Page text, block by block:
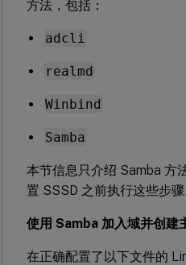
方法，包括：
adcli
realmd
Winbind
Samba
本节信息只介绍 Samba 方
置 SSSD 之前执行这些步骤
使用 Samba 加入域并创建
在正确配置了以下文件的